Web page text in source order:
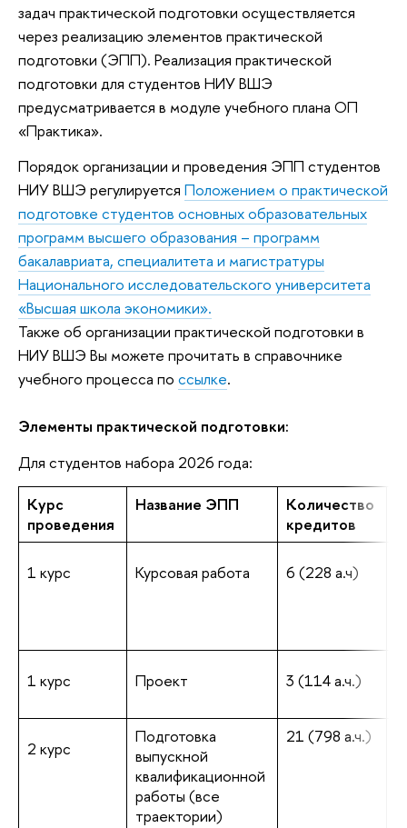
задач практической подготовки осуществляется
через реализацию элементов практической
подготовки (ЭПП). Реализация практической
подготовки для студентов НИУ ВШЭ
предусматривается в модуле учебного плана ОП
«Практика».
Порядок организации и проведения ЭПП студентов
НИУ ВШЭ регулируется Положением о практической
подготовке студентов основных образовательных
программ высшего образования – программ
бакалавриата, специалитета и магистратуры
Национального исследовательского университета
«Высшая школа экономики».
Также об организации практической подготовки в
НИУ ВШЭ Вы можете прочитать в справочнике
учебного процесса по ссылке.
Элементы практической подготовки:
Для студентов набора 2026 года:
Курс
проведения
Название ЭПП
Количество
кредитов
1 курс Курсовая работа 6 (228 а.ч)
1 курс Проект 3 (114 а.ч.)
2 курс
Подготовка
выпускной
квалификационной
работы (все
траектории)
21 (798 а.ч.)